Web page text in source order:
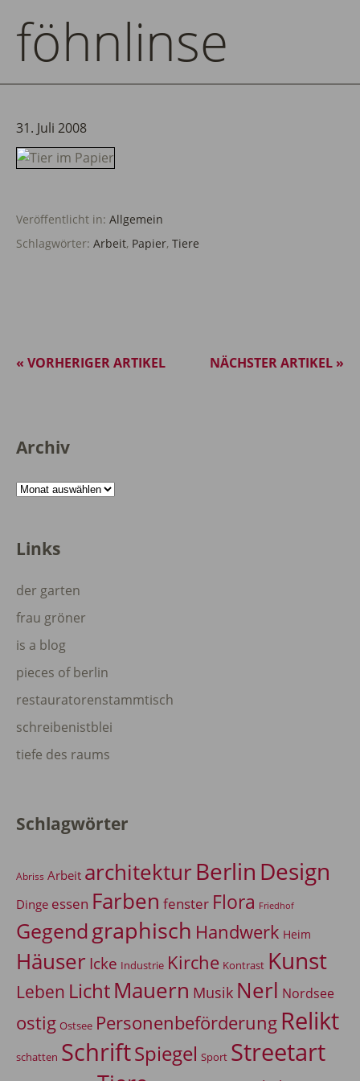
föhnlinse
31. Juli 2008
Veröffentlicht in: Allgemein
Schlagwörter: Arbeit, Papier, Tiere
NÄCHSTER ARTIKEL »
« VORHERIGER ARTIKEL
Archiv
Archiv
Links
der garten
frau gröner
is a blog
pieces of berlin
restauratorenstammtisch
schreibenistblei
tiefe des raums
Schlagwörter
Abriss Arbeit architekturBerlin Design
Dinge essen Farben fenster Flora Friedhof
Gegendgraphisch Handwerk Heim
Häuser Icke Industrie Kirche Kontrast Kunst
Leben LichtMauern Musik Nerl Nordsee
ostig Ostsee Personenbeförderung Relikt
schatten SchriftSpiegel Sport Streetart